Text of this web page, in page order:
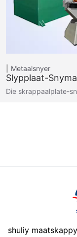
Metaalsnyer
Slypplaat-
Die skrappaalplate-
shuliy